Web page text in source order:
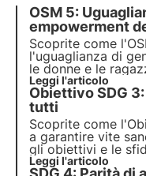
OSM 5:
empowerment
Scoprite come
l'uguaglianza di
le donne e le
all'Obiettivo 5 e gli
pandemia.
l'importanza e le
Leggi l'articolo
Obiettivo SDG
tutti
Scoprite come
a garantire vite
gli obiettivi e le
muovendo per
Leggi l'articolo